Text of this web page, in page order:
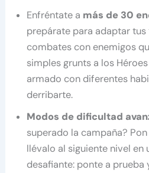
Enfréntate a más de 30
prepárate para adaptar
combates con enemigos
simples grunts a los
armado con diferentes
derribarte.
Modos de dificultad
superado la campaña?
llévalo al siguiente nivel en
desafiante: ponte a prueba